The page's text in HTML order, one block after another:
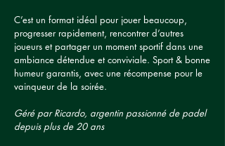
C’est un format idéal pour jouer beaucoup,
progresser rapidement, rencontrer d’autres
joueurs et partager un moment sportif dans une
ambiance détendue et conviviale. Sport & bonne
humeur garantis, avec une récompense pour le
vainqueur de la soirée.
Géré par Ricardo, argentin passionné de padel
depuis plus de 20 ans